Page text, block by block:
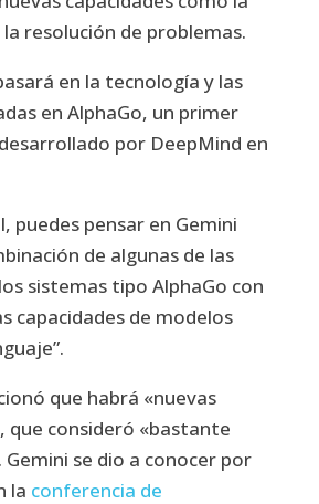
resolución de problemas.
en la tecnología y las
en AlphaGo, un primer
por DeepMind en
puedes pensar en Gemini
de algunas de las
sistemas tipo AlphaGo con
capacidades de modelos
que habrá «nuevas
que consideró «bastante
se dio a conocer por
la conferencia de